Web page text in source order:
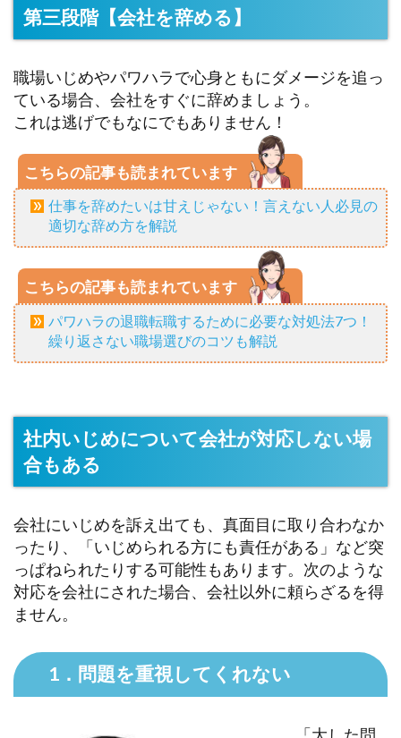
第三段階【会社を辞める】
職場いじめやパワハラで心身ともにダメージを追っ
ている場合、会社をすぐに辞めましょう。
これは逃げでもなにでもありません！
こちらの記事も読まれています
仕事を辞めたいは甘えじゃない！言えない人必見の
適切な辞め方を解説
こちらの記事も読まれています
パワハラの退職転職するために必要な対処法7つ！
繰り返さない職場選びのコツも解説
社内いじめについて会社が対応しない場
合もある
会社にいじめを訴え出ても、真面目に取り合わなか
ったり、「いじめられる方にも責任がある」など突
っぱねられたりする可能性もあります。次のような
対応を会社にされた場合、会社以外に頼らざるを得
ません。
1．問題を重視してくれない